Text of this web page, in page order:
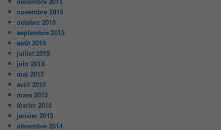
novembre 2015
octobre 2015
septembre 2015
août 2015
juillet 2015
juin 2015
mai 2015
avril 2015
mars 2015
février 2015
janvier 2015
décembre 2014